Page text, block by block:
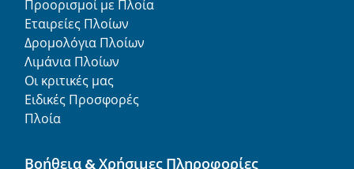
Προορισμοί με Πλοία
Εταιρείες Πλοίων
Δρομολόγια Πλοίων
Λιμάνια Πλοίων
Οι κριτικές μας
Ειδικές Προσφορές
Πλοία
Βοήθεια & Χρήσιμες Πληροφορίες